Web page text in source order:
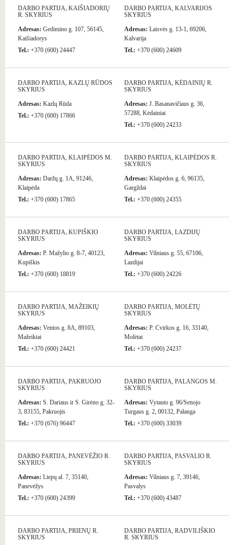
DARBO PARTIJA, KAIŠIADORIŲ
R. SKYRIUS
Adresas: Gedimino g. 107, 56145,
Kaišiadorys
Tel.: +370 (600) 24447
DARBO PARTIJA, KALVARIJOS
SKYRIUS
Adresas: Laisvės g. 13-1, 69206,
Kalvarija
Tel.: +370 (600) 24609
DARBO PARTIJA, KAZLŲ RŪDOS
SKYRIUS
Adresas: Kazlų Rūda
Tel.: +370 (600) 17866
DARBO PARTIJA, KĖDAINIŲ R.
SKYRIUS
Adresas: J. Basanavičiaus g. 36,
57288, Kėdainiai
Tel.: +370 (600) 24233
DARBO PARTIJA, KLAIPĖDOS M.
SKYRIUS
Adresas: Daržų g. 1A, 91246,
Klaipėda
Tel.: +370 (600) 17865
DARBO PARTIJA, KLAIPĖDOS R.
SKYRIUS
Adresas: Klaipėdos g. 6, 96135,
Gargždai
Tel.: +370 (600) 24355
DARBO PARTIJA, KUPIŠKIO
SKYRIUS
Adresas: P. Mažylio g. 8-7, 40123,
Kupiškis
Tel.: +370 (600) 18819
DARBO PARTIJA, LAZDIJŲ
SKYRIUS
Adresas: Vilniaus g. 55, 67106,
Lazdijai
Tel.: +370 (600) 24226
DARBO PARTIJA, MAŽEIKIŲ
SKYRIUS
Adresas: Ventos g. 8A, 89103,
Mažeikiai
Tel.: +370 (600) 24421
DARBO PARTIJA, MOLĖTŲ
SKYRIUS
Adresas: P. Cvirkos g. 16, 33140,
Molėtai
Tel.: +370 (600) 24237
DARBO PARTIJA, PAKRUOJO
SKYRIUS
Adresas: S. Dariaus ir S. Girėno g. 32-
3, 83155, Pakruojis
Tel.: +370 (676) 96447
DARBO PARTIJA, PALANGOS M.
SKYRIUS
Adresas: Vytauto g. 96/Senojo
Turgaus g. 2, 00132, Palanga
Tel.: +370 (600) 33039
DARBO PARTIJA, PANEVĖŽIO R.
SKYRIUS
Adresas: Liepų al. 7, 35140,
Panevėžys
Tel.: +370 (600) 24399
DARBO PARTIJA, PASVALIO R.
SKYRIUS
Adresas: Vilniaus g. 7, 39146,
Pasvalys
Tel.: +370 (600) 43487
DARBO PARTIJA, PRIENŲ R.
SKYRIUS
DARBO PARTIJA, RADVILIŠKIO
R. SKYRIUS